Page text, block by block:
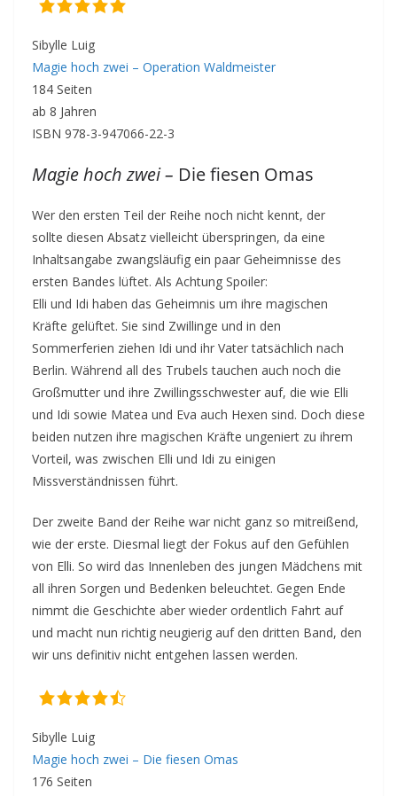
Sibylle Luig
Magie hoch zwei – Operation Waldmeister
184 Seiten
ab 8 Jahren
ISBN 978-3-947066-22-3
Magie hoch zwei – Die fiesen Omas
Wer den ersten Teil der Reihe noch nicht kennt, der
sollte diesen Absatz vielleicht überspringen, da eine
Inhaltsangabe zwangsläufig ein paar Geheimnisse des
ersten Bandes lüftet. Als Achtung Spoiler:
Elli und Idi haben das Geheimnis um ihre magischen
Kräfte gelüftet. Sie sind Zwillinge und in den
Sommerferien ziehen Idi und ihr Vater tatsächlich nach
Berlin. Während all des Trubels tauchen auch noch die
Großmutter und ihre Zwillingsschwester auf, die wie Elli
und Idi sowie Matea und Eva auch Hexen sind. Doch diese
beiden nutzen ihre magischen Kräfte ungeniert zu ihrem
Vorteil, was zwischen Elli und Idi zu einigen
Missverständnissen führt.
Der zweite Band der Reihe war nicht ganz so mitreißend,
wie der erste. Diesmal liegt der Fokus auf den Gefühlen
von Elli. So wird das Innenleben des jungen Mädchens mit
all ihren Sorgen und Bedenken beleuchtet. Gegen Ende
nimmt die Geschichte aber wieder ordentlich Fahrt auf
und macht nun richtig neugierig auf den dritten Band, den
wir uns definitiv nicht entgehen lassen werden.
Sibylle Luig
Magie hoch zwei – Die fiesen Omas
176 Seiten